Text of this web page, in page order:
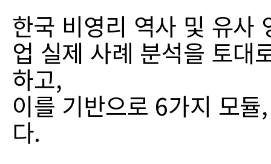
한국 비영리 역사 및 유사
업 실제 사례 분석을 토대
하고,
이를 기반으로 6가지 모
다.